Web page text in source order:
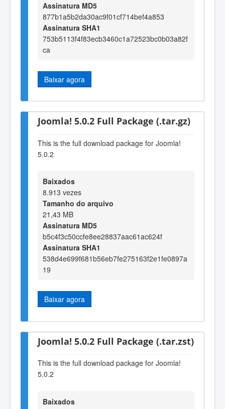
Assinatura MD5
877b1a5b2da30ac9f01cf714bef4a853
Assinatura SHA1
753b5113f4f83ecb3460c1a72523bc0b03a82f
ca
Baixar agora
Joomla! 5.0.2 Full Package (.tar.gz)
This is the full download package for Joomla!
5.0.2
Baixados
8.913 vezes
Tamanho do arquivo
21,43 MB
Assinatura MD5
b5c4f3c50ccfe8ee28837aac61ac624f
Assinatura SHA1
538d4e699f681b56eb7fe275163f2e1fe0897a
19
Baixar agora
Joomla! 5.0.2 Full Package (.tar.zst)
This is the full download package for Joomla!
5.0.2
Baixados